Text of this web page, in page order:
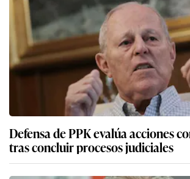
Defensa de PPK evalúa acciones
tras concluir procesos judiciales